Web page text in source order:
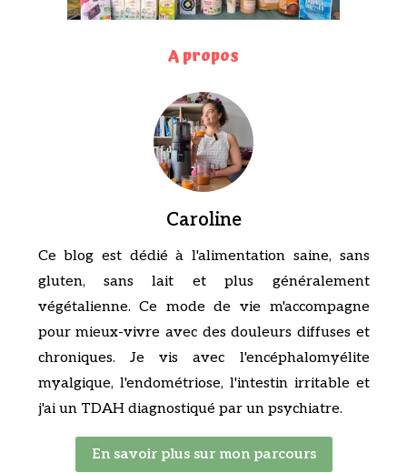
A propos
Caroline
Ce blog est dédié à l'alimentation saine, sans
gluten, sans lait et plus généralement
végétalienne. Ce mode de vie m'accompagne
pour mieux-vivre avec des douleurs diffuses et
chroniques. Je vis avec l'encéphalomyélite
myalgique, l'endométriose, l'intestin irritable et
j'ai un TDAH diagnostiqué par un psychiatre.
En savoir plus sur mon parcours